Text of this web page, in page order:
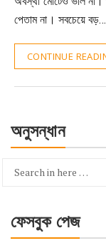
পেতাম না। সবচেয়ে বড়…
CONTINUE
অনুসন্ধান
Search
ফেসবুক পেজ